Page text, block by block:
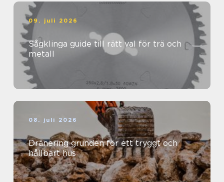
09. juli 2026
Sågklinga guide till rätt val för trä och
metall
08. juli 2026
Dränering grunden för ett tryggt och
hållbart hus